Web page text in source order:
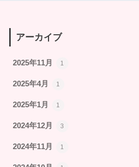
アーカイブ
2025年11月 1
2025年4月 1
2025年1月 1
2024年12月 3
2024年11月 1